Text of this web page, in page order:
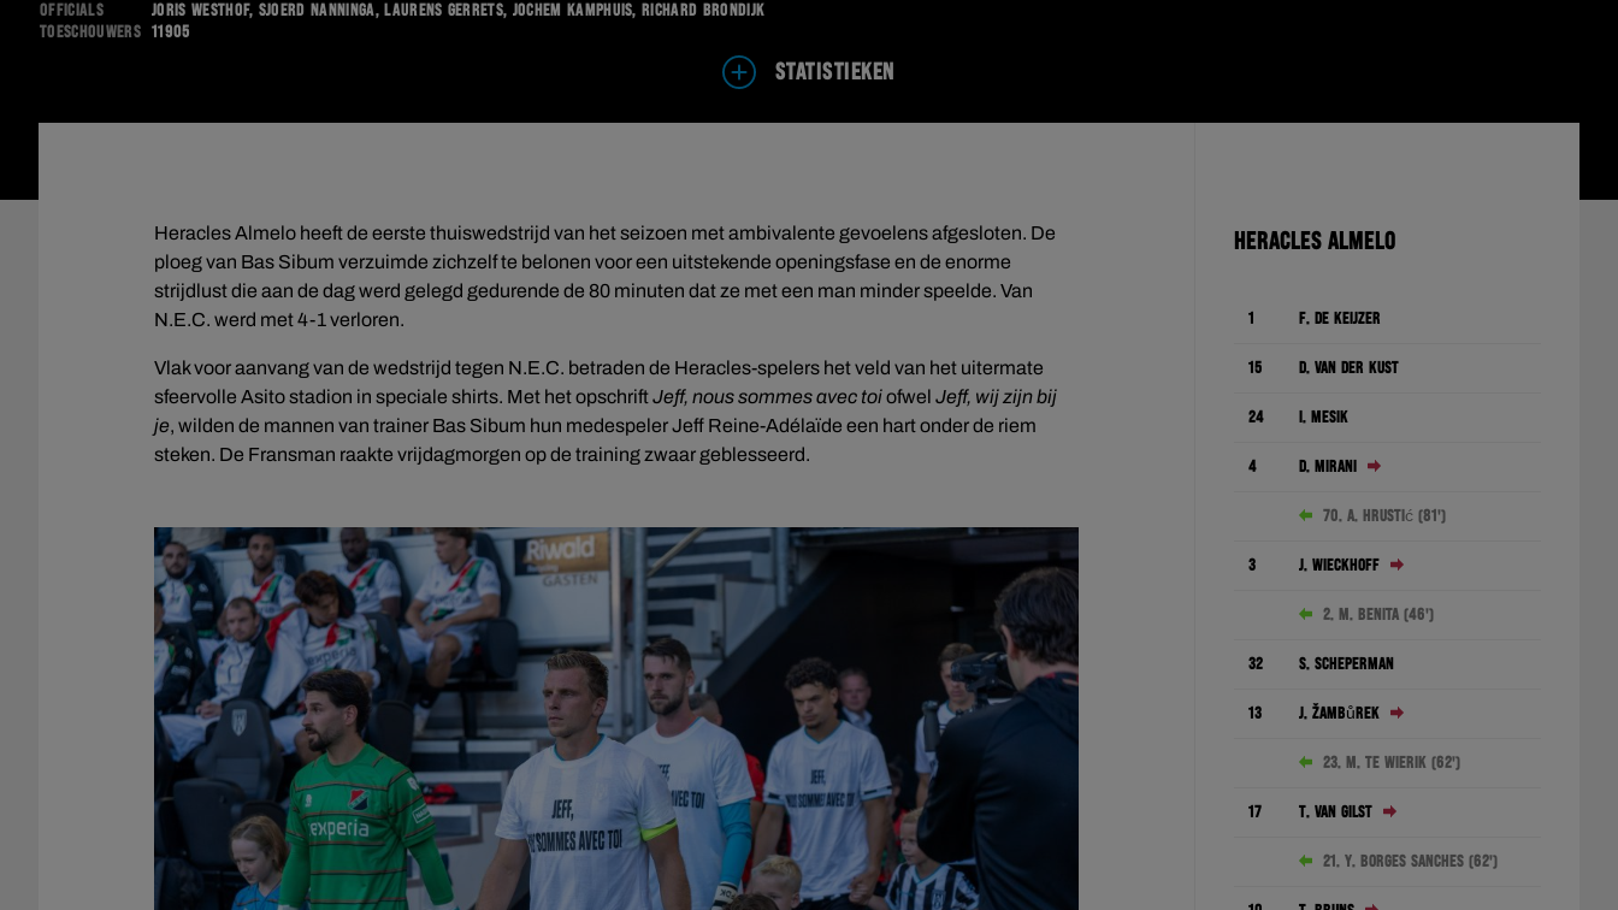
Officials
Joris Westhof, Sjoerd Nanninga, Laurens Gerrets, Jochem Kamphuis, Richard Brondijk
Toeschouwers
11905
STATISTIEKEN
Heracles Almelo heeft de eerste thuiswedstrijd van het seizoen met ambivalente gevoelens afgesloten. De
ploeg van Bas Sibum verzuimde zichzelf te belonen voor een uitstekende openingsfase en de enorme
strijdlust die aan de dag werd gelegd gedurende de 80 minuten dat ze met een man minder speelde. Van
N.E.C. werd met 4-1 verloren.
Vlak voor aanvang van de wedstrijd tegen N.E.C. betraden de Heracles-spelers het veld van het uitermate
sfeervolle Asito stadion in speciale shirts. Met het opschriftJeff, nous sommes avec toiofwel Jeff, wij zijn bij
je, wilden de mannen van trainer Bas Sibum hun medespeler Jeff Reine-Adélaïde een hart onder de riem
steken. De Fransman raakte vrijdagmorgen op de training zwaar geblesseerd.
HERACLES ALMELO
1 F. de Keijzer
15 D. van der Kust
24 I. Mesík
4 D. Mirani
70. A. Hrustić (81')
3 J. Wieckhoff
2. M. Benita (46')
32 S. Scheperman
13 J. Žambůrek
23. M. te Wierik (62')
17 T. van Gilst
21. Y. Borges Sanches (62')